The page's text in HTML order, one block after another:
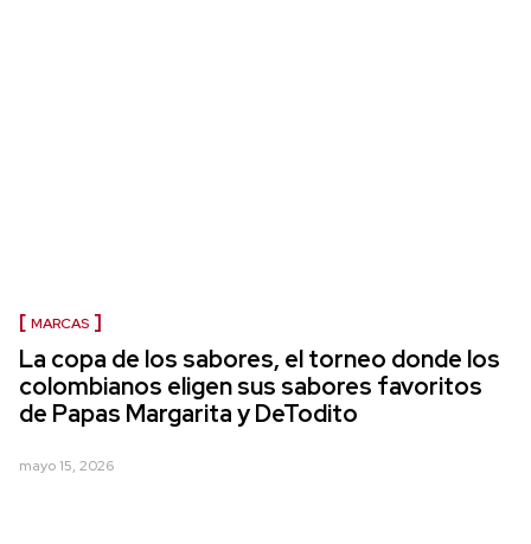
MARCAS
La copa de los sabores, el torneo donde los
colombianos eligen sus sabores favoritos
de Papas Margarita y DeTodito
mayo 15, 2026